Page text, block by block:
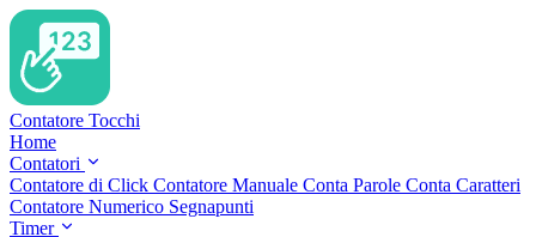
Contatore Tocchi
Home
Contatori
Contatore di Click Contatore Manuale Conta Parole Conta Caratteri
Contatore Numerico Segnapunti
Timer